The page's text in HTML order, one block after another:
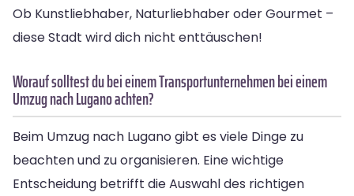
Ob Kunstliebhaber, Naturliebhaber oder Gourmet –
diese Stadt wird dich nicht enttäuschen!
Worauf solltest du bei einem Transportunternehmen bei einem
Umzug nach Lugano achten?
Beim Umzug nach Lugano gibt es viele Dinge zu
beachten und zu organisieren. Eine wichtige
Entscheidung betrifft die Auswahl des richtigen